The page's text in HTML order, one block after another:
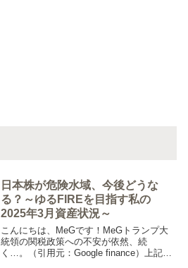
日本株が危険水域、今後どうな
る？～ゆるFIREを目指す私の
2025年3月資産状況～
こんにちは、MeGです！MeGトランプ大
統領の関税政策への不安が依然、続
く…。（引用元：Google finance）上記は